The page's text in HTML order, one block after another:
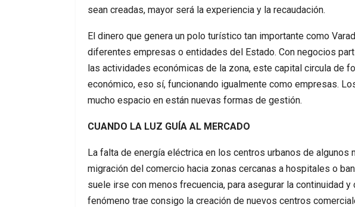
sean creadas, mayor será la experiencia y la recaudación.
El dinero que genera un polo turístico tan importante como
diferentes empresas o entidades del Estado. Con negocios
las actividades económicas de la zona, este capital circula de
económico, eso sí, funcionando igualmente como empresas.
mucho espacio en están nuevas formas de gestión.
CUANDO LA LUZ GUÍA AL MERCADO
La falta de energía eléctrica en los centros urbanos de algunos
migración del comercio hacia zonas cercanas a hospitales o
suele irse con menos frecuencia, para asegurar la continuidad
fenómeno trae consigo la creación de nuevos centros